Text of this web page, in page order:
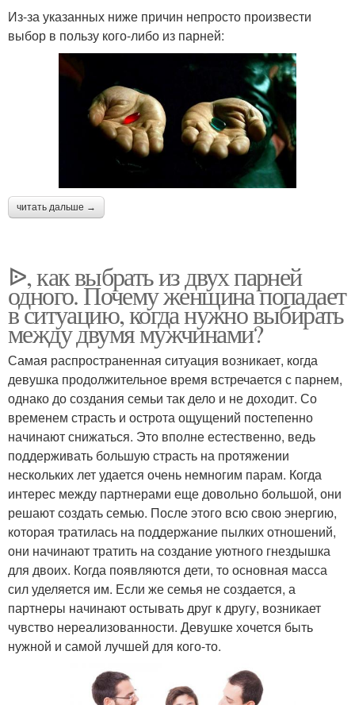
Из-за указанных ниже причин непросто произвести
выбор в пользу кого-либо из парней:
читать дальше →
ᐉ, как выбрать из двух парней
одного. Почему женщина попадает
в ситуацию, когда нужно выбирать
между двумя мужчинами?
Самая распространенная ситуация возникает, когда
девушка продолжительное время встречается с парнем,
однако до создания семьи так дело и не доходит. Со
временем страсть и острота ощущений постепенно
начинают снижаться. Это вполне естественно, ведь
поддерживать большую страсть на протяжении
нескольких лет удается очень немногим парам. Когда
интерес между партнерами еще довольно большой, они
решают создать семью. После этого всю свою энергию,
которая тратилась на поддержание пылких отношений,
они начинают тратить на создание уютного гнездышка
для двоих. Когда появляются дети, то основная масса
сил уделяется им. Если же семья не создается, а
партнеры начинают остывать друг к другу, возникает
чувство нереализованности. Девушке хочется быть
нужной и самой лучшей для кого-то.